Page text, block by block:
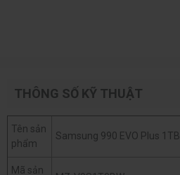
THÔNG SỐ KỸ THUẬT
Tên sản
phẩm
Samsung 990 EVO Plus 1TB
Mã sản